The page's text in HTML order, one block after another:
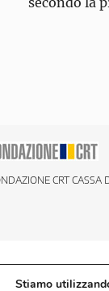
CRT CASSA
Stiamo